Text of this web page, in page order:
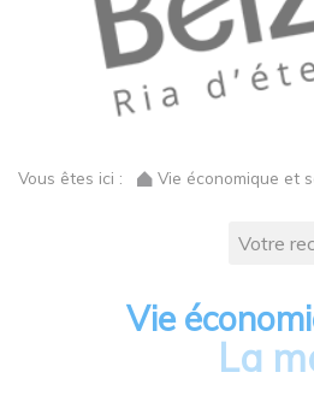
Vous êtes ici : Vie économique et
Vie
La